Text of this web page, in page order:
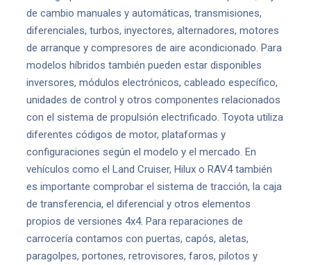
de cambio manuales y automáticas, transmisiones,
diferenciales, turbos, inyectores, alternadores, motores
de arranque y compresores de aire acondicionado. Para
modelos híbridos también pueden estar disponibles
inversores, módulos electrónicos, cableado específico,
unidades de control y otros componentes relacionados
con el sistema de propulsión electrificado. Toyota utiliza
diferentes códigos de motor, plataformas y
configuraciones según el modelo y el mercado. En
vehículos como el Land Cruiser, Hilux o RAV4 también
es importante comprobar el sistema de tracción, la caja
de transferencia, el diferencial y otros elementos
propios de versiones 4x4. Para reparaciones de
carrocería contamos con puertas, capós, aletas,
paragolpes, portones, retrovisores, faros, pilotos y